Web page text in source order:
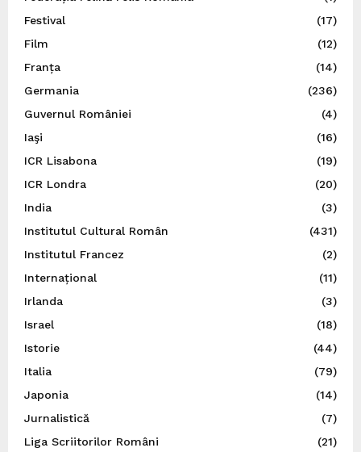
Festival
(17)
Film
(12)
Franța
(14)
Germania
(236)
Guvernul României
(4)
Iaşi
(16)
ICR Lisabona
(19)
ICR Londra
(20)
India
(3)
Institutul Cultural Român
(431)
Institutul Francez
(2)
Internațional
(11)
Irlanda
(3)
Israel
(18)
Istorie
(44)
Italia
(79)
Japonia
(14)
Jurnalistică
(7)
Liga Scriitorilor Români
(21)